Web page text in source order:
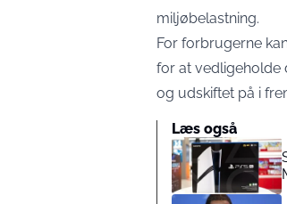
miljøbelastning.
For forbrugerne
for at vedligeholde
og udskiftet på i
Læs også